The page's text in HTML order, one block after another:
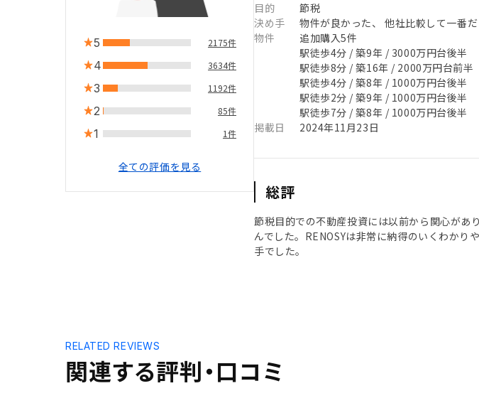
5 2175件
4 3634件
3 1192件
2 85件
1 1件
全ての評価を見る
目的
節税
決め手
物件が良かった、 他社比較して一番
物件
追加購入5件
駅徒歩4分 / 築9年 / 3000万円台後半
駅徒歩8分 / 築16年 / 2000万円台前半
駅徒歩4分 / 築8年 / 1000万円台後半
駅徒歩2分 / 築9年 / 1000万円台後半
駅徒歩7分 / 築8年 / 1000万円台後半
掲載日
2024年11月23日
総評
節税目的での不動産投資には以前から関心があ
んでした。RENOSYは非常に納得のいくわか
手でした。
関連する評判・口コミ
RELATED REVIEWS